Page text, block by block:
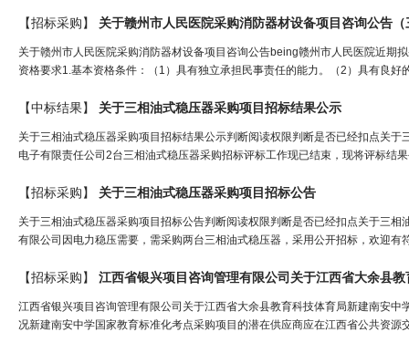
【招标采购】 关于赣州市人民医院采购消防器材设备项目咨询公告（
关于赣州市人民医院采购消防器材设备项目咨询公告being赣州市人民医院近期
资格要求1.基本资格条件：（1）具有独立承担民事责任的能力。（2）具有良
【中标结果】 关于三相油式稳压器采购项目招标结果公示
关于三相油式稳压器采购项目招标结果公示判断阅读权限判断是否已经扣点关
电子有限责任公司2台三相油式稳压器采购招标评标工作现已结束，现将评标结
【招标采购】 关于三相油式稳压器采购项目招标公告
关于三相油式稳压器采购项目招标公告判断阅读权限判断是否已经扣点关于三
有限公司因电力稳压需要，需采购两台三相油式稳压器，采用公开招标，欢迎
【招标采购】
江西省银兴项目咨询管理有限公司关于江西省大余县教育科技体育局新建南安
况新建南安中学国家教育标准化考点采购项目的潜在供应商应在江西省公共资源